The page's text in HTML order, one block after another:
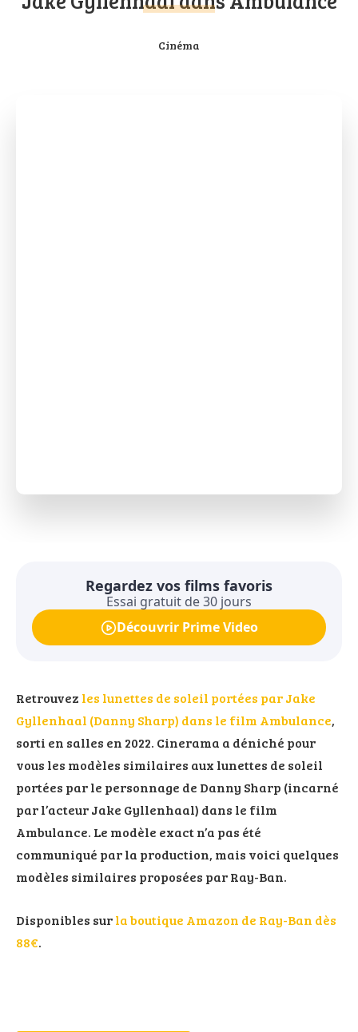
Cinéma
Regardez vos films favoris
Essai gratuit de 30 jours
Découvrir Prime Video
Retrouvez les lunettes de soleil portées par Jake
Gyllenhaal (Danny Sharp) dans le film Ambulance,
sorti en salles en 2022. Cinerama a déniché pour
vous les modèles similaires aux lunettes de soleil
portées par le personnage de Danny Sharp (incarné
par l’acteur Jake Gyllenhaal) dans le film
Ambulance. Le modèle exact n’a pas été
communiqué par la production, mais voici quelques
modèles similaires proposées par Ray-Ban.
Disponibles surla boutique Amazon de Ray-Ban dès
88€.